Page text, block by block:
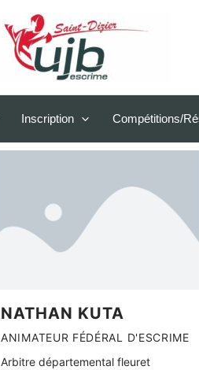
Inscription Compétitions/
NATHAN KUTA
ANIMATEUR FÉDÉRAL D'ESCRIME
Arbitre départemental fleuret